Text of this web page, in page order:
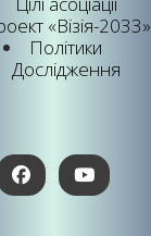
«Візія-2033»
Політики
Дослідження